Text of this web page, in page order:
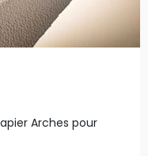
Arches pour